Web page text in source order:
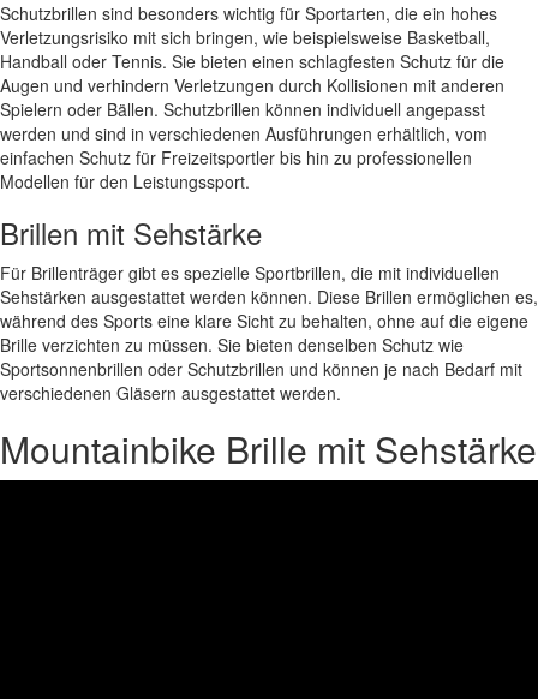
Schutzbrillen sind besonders wichtig für Sportarten, die ein hohes
Verletzungsrisiko mit sich bringen, wie beispielsweise Basketball,
Handball oder Tennis. Sie bieten einen schlagfesten Schutz für die
Augen und verhindern Verletzungen durch Kollisionen mit anderen
Spielern oder Bällen. Schutzbrillen können individuell angepasst
werden und sind in verschiedenen Ausführungen erhältlich, vom
einfachen Schutz für Freizeitsportler bis hin zu professionellen
Modellen für den Leistungssport.
Brillen mit Sehstärke
Für Brillenträger gibt es spezielle Sportbrillen, die mit individuellen
Sehstärken ausgestattet werden können. Diese Brillen ermöglichen es,
während des Sports eine klare Sicht zu behalten, ohne auf die eigene
Brille verzichten zu müssen. Sie bieten denselben Schutz wie
Sportsonnenbrillen oder Schutzbrillen und können je nach Bedarf mit
verschiedenen Gläsern ausgestattet werden.
Mountainbike Brille mit Sehstärke